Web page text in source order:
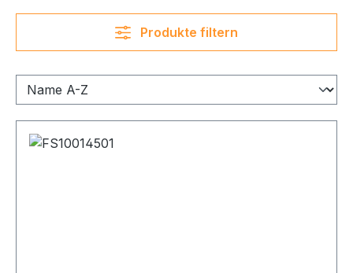
Produkte filtern